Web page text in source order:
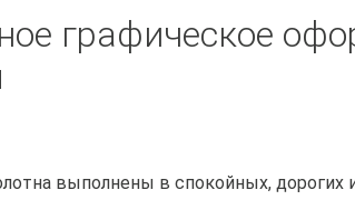
графическое
выполнены в спокойных, дорогих